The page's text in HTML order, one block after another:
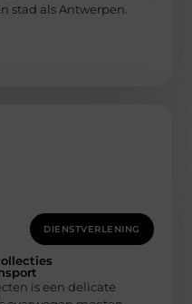
stad als Antwerpen.
DIENSTVERLENING
is een delicate